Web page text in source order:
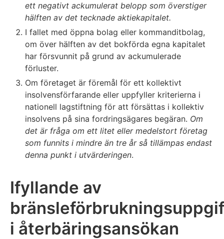
ett negativt ackumulerat belopp som överstiger
hälften av det tecknade aktiekapitalet.
I fallet med öppna bolag eller kommanditbolag,
om över hälften av det bokförda egna kapitalet
har försvunnit på grund av ackumulerade
förluster.
Om företaget är föremål för ett kollektivt
insolvensförfarande eller uppfyller kriterierna i
nationell lagstiftning för att försättas i kollektiv
insolvens på sina fordringsägares begäran. Om
det är fråga om ett litet eller medelstort företag
som funnits i mindre än tre år så tillämpas endast
denna punkt i utvärderingen.
Ifyllande av
i återbäringsansökan